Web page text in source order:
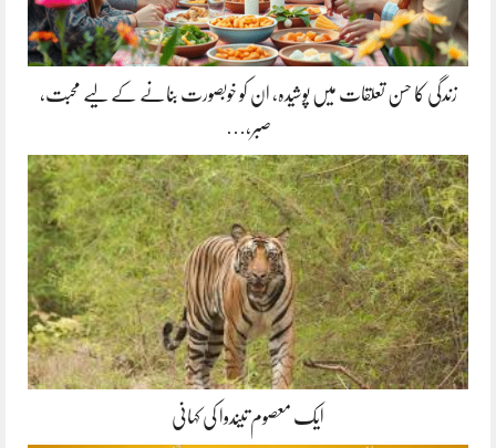
زندگی کا حسن تعلقات میں پوشیدہ, ان کو خوبصورت بنانے کے لیے محبت،
صبر،…
ایک معصوم تیندوا کی کہانی